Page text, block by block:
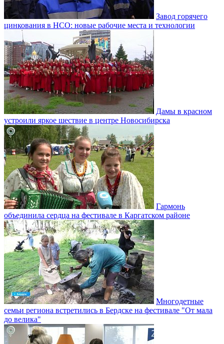
Завод горячего
цинкования в НСО: новые рабочие места и технологии
Дамы в красном
устроили яркое шествие в центре Новосибирска
Гармонь
объединила сердца на фестивале в Каргатском районе
Многодетные
семьи региона встретились в Бердске на фестивале "От мала
до велика"